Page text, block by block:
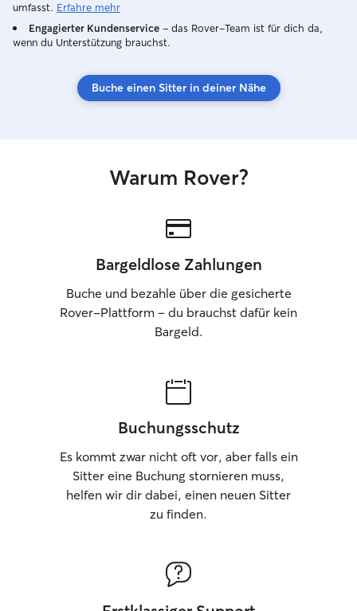
umfasst. Erfahre mehr
Engagierter Kundenservice – das Rover-Team ist für dich da,
wenn du Unterstützung brauchst.
Buche einen Sitter in deiner Nähe
Warum Rover?
Bargeldlose Zahlungen
Buche und bezahle über die gesicherte
Rover-Plattform – du brauchst dafür kein
Bargeld.
Buchungsschutz
Es kommt zwar nicht oft vor, aber falls ein
Sitter eine Buchung stornieren muss,
helfen wir dir dabei, einen neuen Sitter
zu finden.